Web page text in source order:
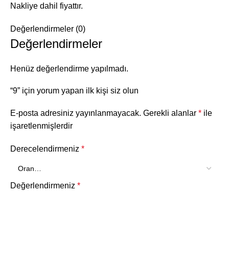
Nakliye dahil fiyattır.
Değerlendirmeler (0)
Değerlendirmeler
Henüz değerlendirme yapılmadı.
“9” için yorum yapan ilk kişi siz olun
E-posta adresiniz yayınlanmayacak. Gerekli alanlar * ile
işaretlenmişlerdir
Derecelendirmeniz *
Değerlendirmeniz *